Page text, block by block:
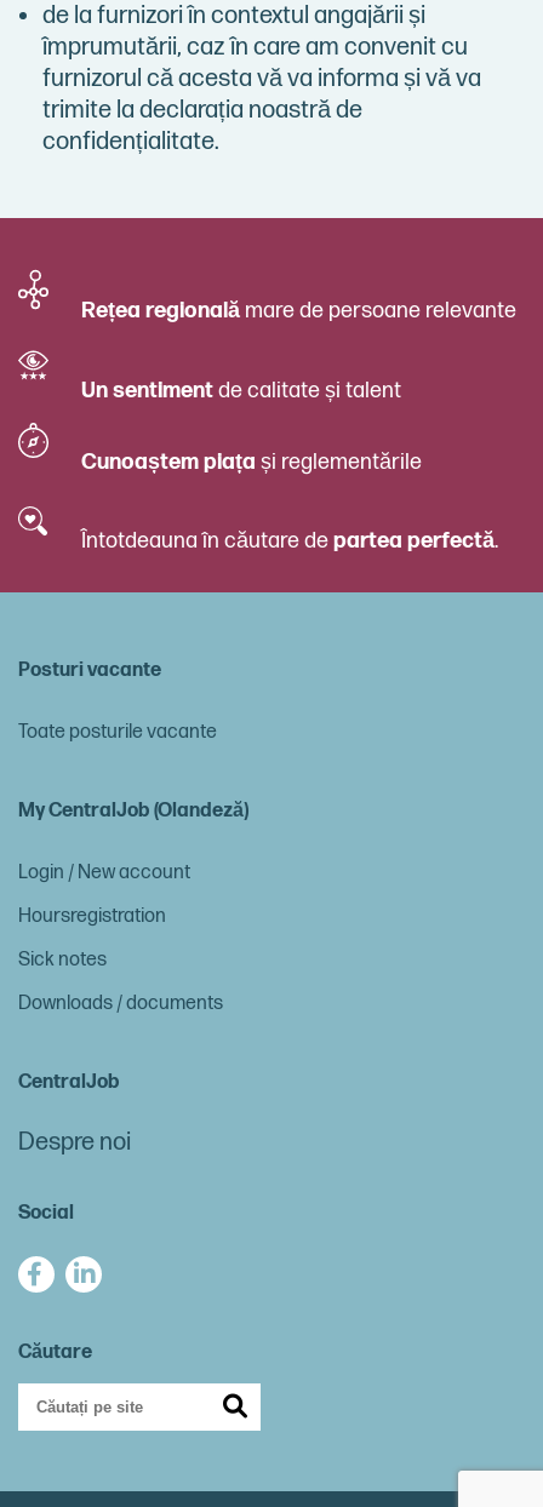
de la furnizori în contextul angajării și
împrumutării, caz în care am convenit cu
furnizorul că acesta vă va informa și vă va
trimite la declarația noastră de
confidențialitate.
Rețea regionalămare de persoane relevante
Un sentimentde calitate și talent
Cunoaștem piața și reglementările
Întotdeauna în căutare departea perfectă.
Posturi vacante
Toate posturile vacante
My CentralJob (Olandeză)
Login / New account
Hoursregistration
Sick notes
Downloads / documents
CentralJob
Despre noi
Social
Căutare